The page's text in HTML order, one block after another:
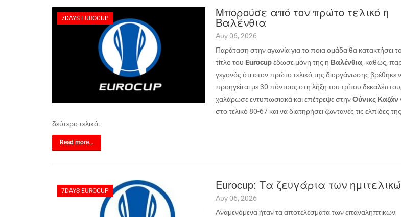
7DAYS EUROCUP Μπορούσε από τον πρώτο τελικό η
Βαλένθια
Αυγ 06, 2026
Παράταση στην αγωνία για το ποια ομάδα θα κατακτήσει
τίτλο του Eurocupέδωσε μόνη της η Βαλένθια, καθώς,
γεγονός ότι στον πρώτο τελικό της διοργάνωσης βρέθηκε
προηγείται με 30 πόντους στη λήξη του τρίτου δεκαλέπτου,
χαλάρωσε εντυπωσιακά και επέτρεψε στηνΟύνικς Καζάν
στο τελικό 80-67 και να διατηρήσει ζωντανές τις ελπίδες
δεύτερο τελικό.
Read more...
7DAYS EUROCUP Eurocup: Τα ζευγάρια των
Αυγ 06, 2026
Αναμενόμενα ήταν τα αποτελέσματα των επαναληπτικών